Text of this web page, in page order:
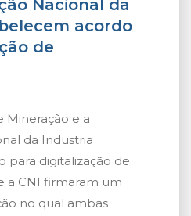
Nacional da
acordo
de
Mineração e a
da Industria
para digitalização de
a CNI firmaram um
no qual ambas